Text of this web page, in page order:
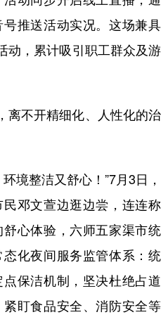
推送活动实况。这场兼具
动，累计吸引职工群众及游
不开精细化、人性化的治
整洁又舒心！”7月3日，
邓文萱边逛边尝，连连称
心体验，六师五家渠市统
化夜间服务监管体系：统
保洁机制，坚决杜绝占道
盯食品安全、消防安全等